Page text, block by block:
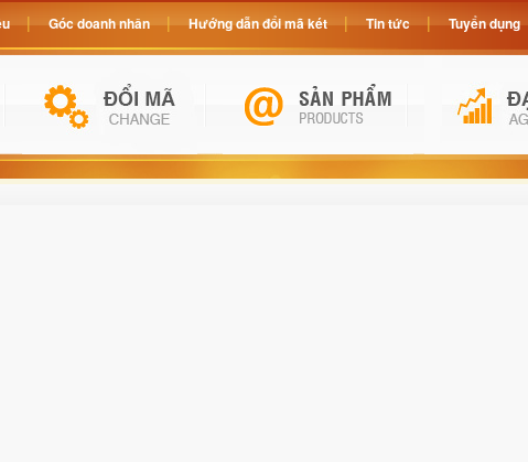
Góc doanh nhân Hướng dẫn đổi mã két Tin tức Tuyển dụng